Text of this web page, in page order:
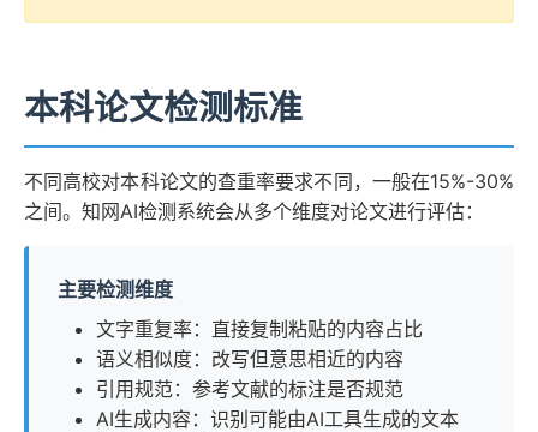
本科论文检测标准
不同高校对本科论文的查重率要求不同，一般在15%-30%
之间。知网AI检测系统会从多个维度对论文进行评估：
主要检测维度
文字重复率：直接复制粘贴的内容占比
语义相似度：改写但意思相近的内容
引用规范：参考文献的标注是否规范
AI生成内容：识别可能由AI工具生成的文本